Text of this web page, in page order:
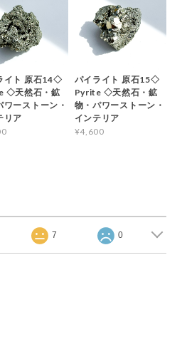
イト 原石14◇
◇天然石・鉱
ワーストーン・
リア
パイライト 原石15◇
Pyrite ◇天然石・鉱
物・パワーストーン・
インテリア
¥4,600
7 0